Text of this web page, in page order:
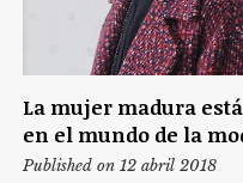
La mujer madura
en el mundo de la
Published on 12 abril 2018